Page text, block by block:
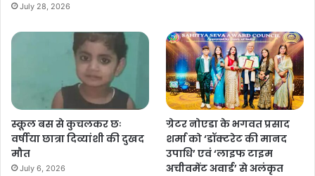
July 28, 2026
स्कूल बस से कुचलकर छः
वर्षीया छात्रा दिव्यांशी की दुखद
मौत
July 6, 2026
ग्रेटर नोएडा के भगवत प्रसाद
शर्मा को ‘डॉक्टरेट की मानद
उपाधि’ एवं ‘लाइफ टाइम
अचीवमेंट अवार्ड’ से अलंकृत